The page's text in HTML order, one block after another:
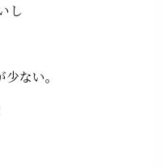
し
ない。